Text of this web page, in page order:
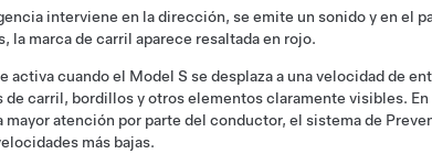
interviene en la dirección, se emite un sonido y en el
la marca de carril aparece resaltada en rojo.
activa cuando el Model S se desplaza a una velocidad de
de carril, bordillos y otros elementos claramente visibles.
atención por parte del conductor, el sistema de
más bajas.